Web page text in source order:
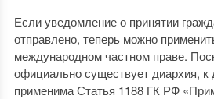
Если уведомление о принятии
отправлено, теперь можно
международном частном праве.
официально существует диархия, к
применима Статья 1188 ГК РФ